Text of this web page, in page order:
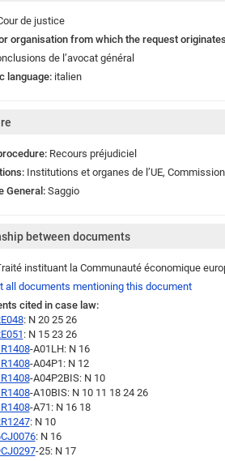
de justice
organisation from which the request
de l’avocat général
language: italien
Recours préjudiciel
Institutions et organes de l’UE,
General: Saggio
between documents
instituant la Communauté économique
all documents mentioning this document
cited in case law:
: N 20 25 26
: N 15 23 26
-A01LH: N 16
-A04P1: N 12
-A04P2BIS: N 10
-A10BIS: N 10 11 18 24 26
-A71: N 16 18
: N 10
: N 16
-25: N 17